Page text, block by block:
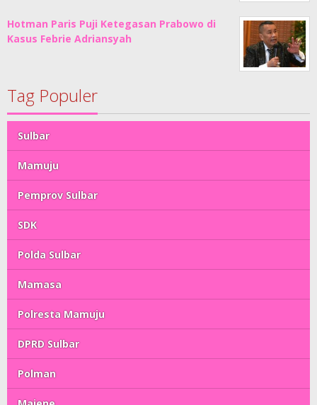
Hotman Paris Puji Ketegasan Prabowo di
Kasus Febrie Adriansyah
Tag Populer
Sulbar
Mamuju
Pemprov Sulbar
SDK
Polda Sulbar
Mamasa
Polresta Mamuju
DPRD Sulbar
Polman